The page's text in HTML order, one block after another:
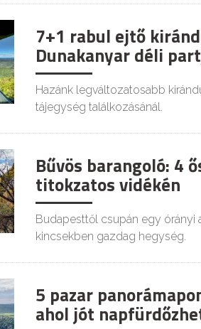
7+1 rabul ejtő
Dunakanyar déli
Hazánk legváltozatosabb
tájegység találkozásánál.
Bűvös barangoló: 4
titokzatos vidékén
Budapesttől csupán egy órányi
kincsekben gazdag hegység.
5 pazar
ahol jót